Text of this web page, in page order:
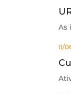
As
11/